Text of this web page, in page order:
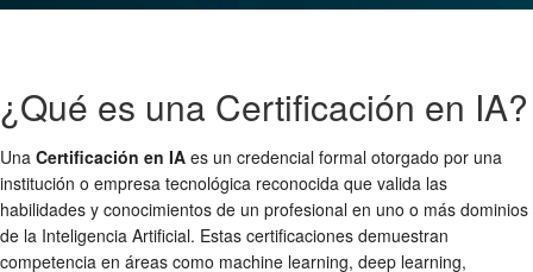
¿Qué es una Certificación en IA?
Una Certificación en IA es un credencial formal otorgado por una
institución o empresa tecnológica reconocida que valida las
habilidades y conocimientos de un profesional en uno o más dominios
de la Inteligencia Artificial. Estas certificaciones demuestran
competencia en áreas como machine learning, deep learning,